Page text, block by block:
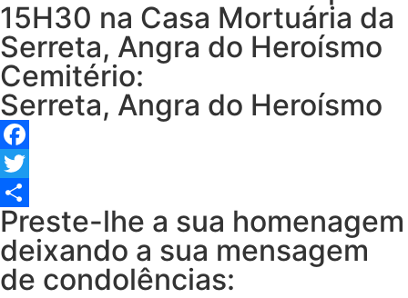
15H30 na Casa Mortuária da
Serreta, Angra do Heroísmo
Cemitério:
Serreta, Angra do Heroísmo
Facebook
Twitter
Share
Preste-lhe a sua homenagem
deixando a sua mensagem
de condolências: